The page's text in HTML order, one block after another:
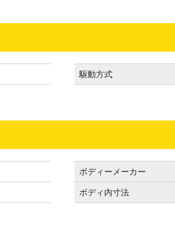
駆動方式
ボディーメーカー
ボディ内寸法